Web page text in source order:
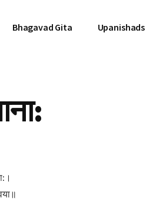
Bhagavad Gita Upanishads